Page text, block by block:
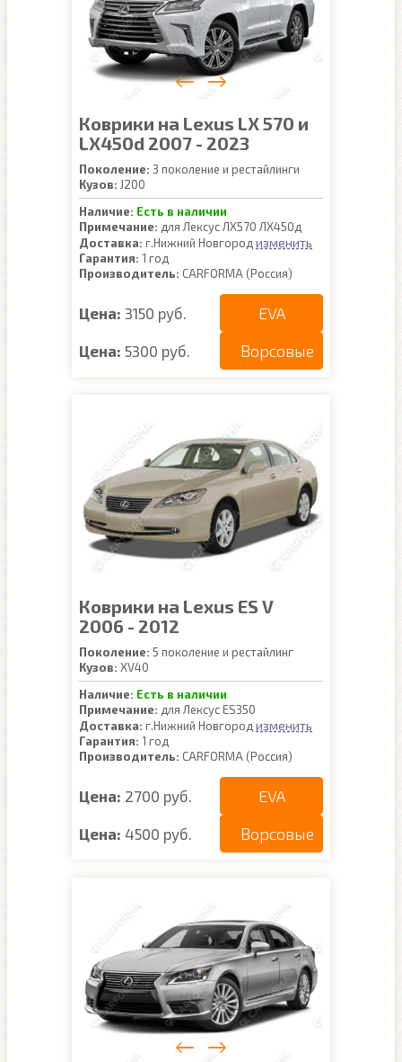
Коврики на Lexus LX 570 и
LX450d 2007 - 2023
Поколение: 3 поколение и рестайлинги
Кузов: J200
Наличие: Есть в наличии
Примечание: для Лексус ЛХ570 ЛХ450д
Доставка: г.Нижний Новгород изменить
Гарантия: 1 год
Производитель: CARFORMA (Россия)
Цена: 3150 руб. EVA
Цена: 5300 руб. Ворсовые
Коврики на Lexus ES V
2006 - 2012
Поколение: 5 поколение и рестайлинг
Кузов: XV40
Наличие: Есть в наличии
Примечание: для Лексус ES350
Доставка: г.Нижний Новгород изменить
Гарантия: 1 год
Производитель: CARFORMA (Россия)
Цена: 2700 руб. EVA
Цена: 4500 руб. Ворсовые